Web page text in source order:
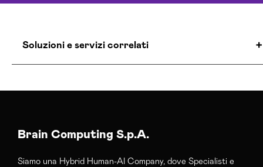
Soluzioni e servizi correlati
Agenzia E-commerce Shopify Lucca
Brain Computing S.p.A.
Siamo una Hybrid Human-AI Company, dove Specialisti e